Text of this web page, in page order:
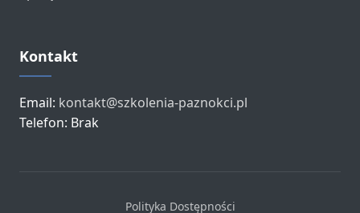
Kontakt
Email: kontakt@szkolenia-paznokci.pl
Telefon: Brak
Polityka Dostępności